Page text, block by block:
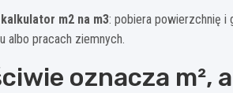
kalkulator m2 na m3: pobiera powierzchnię i
albo pracach ziemnych.
oznacza m²,